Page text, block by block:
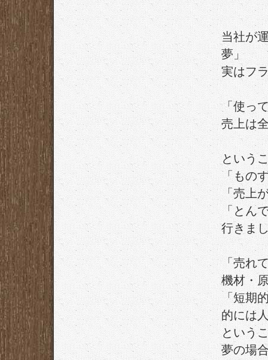
当社が
夢」
実はフ
「使っ
売上は
という
「もの
「売上
「とん
行きま
「売れ
機材・
「短期
的には
という
夢の場